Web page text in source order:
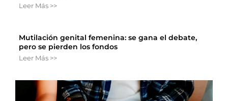
Leer Más >>
Mutilación genital femenina: se gana el debate,
pero se pierden los fondos
Leer Más >>